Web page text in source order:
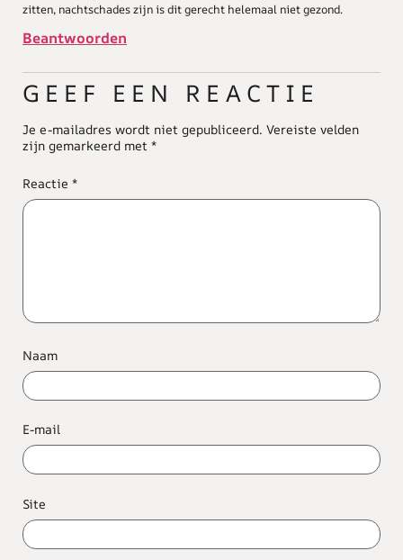
zitten, nachtschades zijn is dit gerecht helemaal niet gezond.
Beantwoorden
GEEF EEN REACTIE
Je e-mailadres wordt niet gepubliceerd. Vereiste velden
zijn gemarkeerd met *
Reactie *
Naam
E-mail
Site